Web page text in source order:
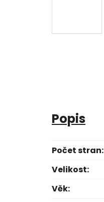
Popis
Počet stran:
Velikost:
Věk: